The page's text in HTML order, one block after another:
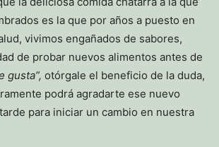
es la que por años a puesto en
vivimos engañados de sabores,
de probar nuevos alimentos antes de
gusta”, otórgale el beneficio de la duda,
podrá agradarte ese nuevo
para iniciar un cambio en nuestra